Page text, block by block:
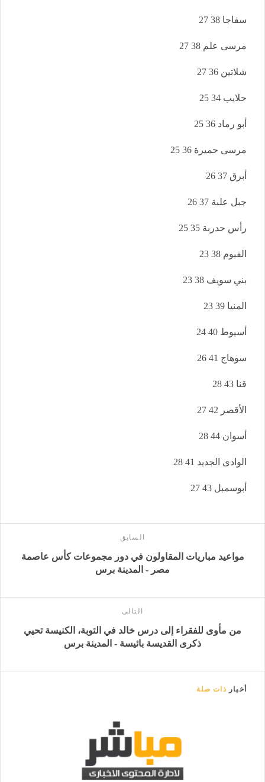
سفاجا 38 27
مرسى علم 38 27
شلاتين 36 27
حلايب 34 25
أبو رماد 36 25
مرسى حميرة 36 25
أبرق 37 26
جبل علبة 37 26
رأس حدربة 35 25
الفيوم 38 23
بني سويف 38 23
المنيا 39 23
أسيوط 40 24
سوهاج 41 26
قنا 43 28
الأقصر 42 27
أسوان 44 28
الوادى الجديد 41 28
أبوسمبل 43 27
السابق
مواعيد مباريات المقاولون في دور مجموعات كأس عاصمة
مصر - المدينة برس
التالى
من مأوى للفقراء إلى درس خالد في التوبة، الكنيسة تحيي
ذكرى القديسة بائيسة - المدينة برس
أخبار ذات صلة